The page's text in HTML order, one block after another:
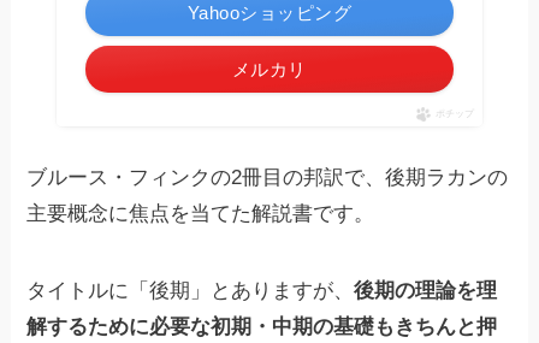
Yahooショッピング
メルカリ
ポチップ
ブルース・フィンクの2冊目の邦訳で、後期ラカンの
主要概念に焦点を当てた解説書です。
タイトルに「後期」とありますが、後期の理論を理
解するために必要な初期・中期の基礎もきちんと押